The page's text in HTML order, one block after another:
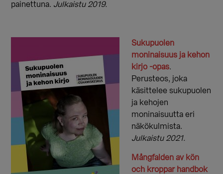
painettuna. Julkaistu 2019.
Sukupuolen
moninaisuus ja kehon
kirjo -opas.
Perusteos, joka
käsittelee sukupuolen
ja kehojen
moninaisuutta eri
näkökulmista.
Julkaistu 2021.
Mångfalden av kön
och kroppar handbok